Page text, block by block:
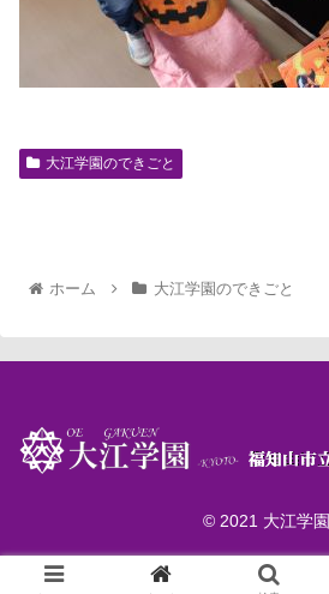
大江学園のできごと
ホーム 大江学園のできごと
© 2021 大江学園.